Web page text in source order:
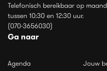
Telefonisch bereikbaar op
tussen 10:30 en 12:30 uur.
(070-3656030)
Ga naar
Agenda Jouw